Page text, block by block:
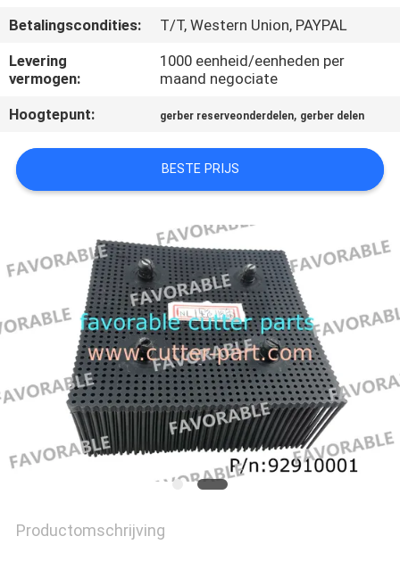
VERZOEK
OM EEN
CITAAT
SITEMAP
POLICY
Betalingscondities:
T/T, Western Union, PAYPAL
Levering
vermogen:
1000 eenheid/eenheden per
maand negociate
Hoogtepunt:
gerber reserveonderdelen, gerber delen
BESTE PRIJS
Productomschrijving